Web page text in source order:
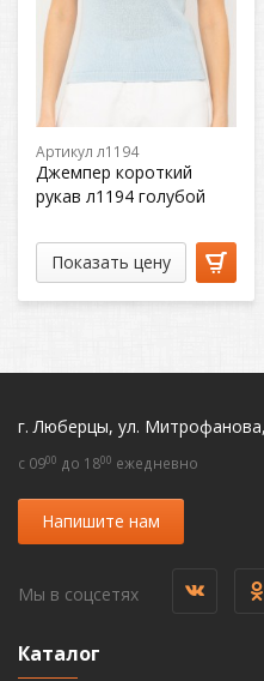
Артикул л1194
Джемпер короткий
рукав л1194 голубой
Показать цену
г. Люберцы, ул.
c 0900 до 1800 ежедневно
Напишите нам
Мы в соцсетях
Каталог